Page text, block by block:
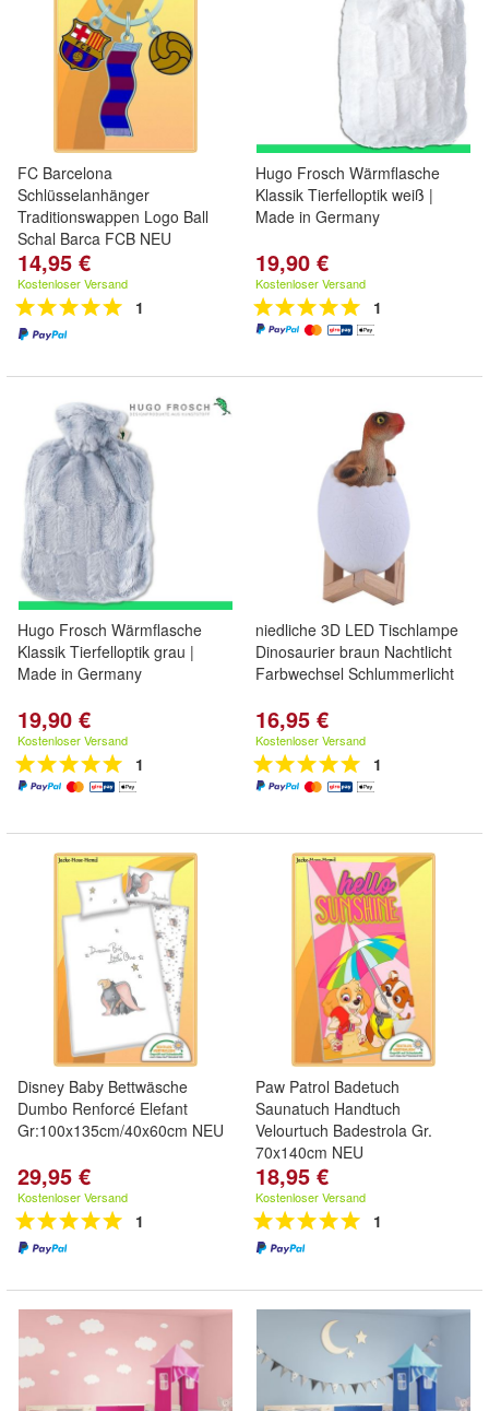
FC Barcelona
Schlüsselanhänger
Traditionswappen Logo Ball
Schal Barca FCB NEU
14,95 €
Kostenloser Versand
1
Hugo Frosch Wärmflasche
Klassik Tierfelloptik weiß |
Made in Germany
19,90 €
Kostenloser Versand
1
Hugo Frosch Wärmflasche
Klassik Tierfelloptik grau |
Made in Germany
19,90 €
Kostenloser Versand
1
niedliche 3D LED Tischlampe
Dinosaurier braun Nachtlicht
Farbwechsel Schlummerlicht
16,95 €
Kostenloser Versand
1
Disney Baby Bettwäsche
Dumbo Renforcé Elefant
Gr:100x135cm/40x60cm NEU
29,95 €
Kostenloser Versand
1
Paw Patrol Badetuch
Saunatuch Handtuch
Velourtuch Badestrola Gr.
70x140cm NEU
18,95 €
Kostenloser Versand
1